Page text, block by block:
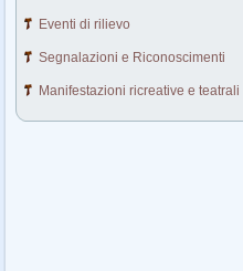
Eventi di rilievo
Segnalazioni e Riconoscimenti
Manifestazioni ricreative e teatrali